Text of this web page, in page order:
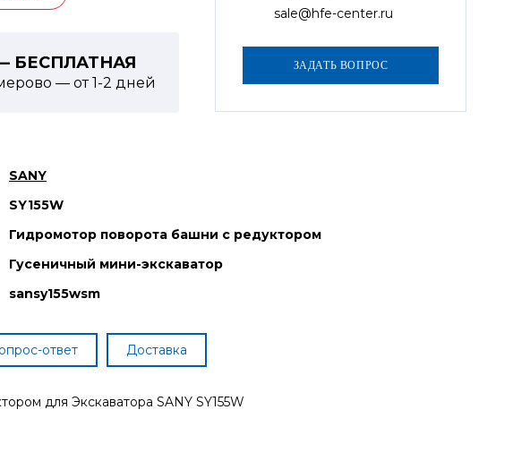
БЕСПЛАТНАЯ
— от1-2 дней
sale@hfe-center.ru
SANY
SY155W
Гидромотор поворота башни с редуктором
Гусеничный мини-экскаватор
sansy155wsm
ответ Доставка
для Экскаватора SANY SY155W